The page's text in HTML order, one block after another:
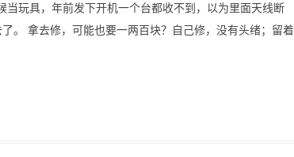
玩具，年前发下开机一个台都收不到，以为里面天线断
。 拿去修，可能也要一两百块？自己修，没有头绪；留着